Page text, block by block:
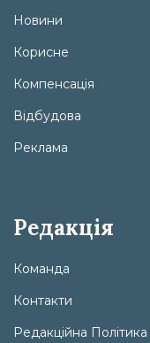
Новини
Корисне
Компенсація
Відбудова
Реклама
Редакція
Команда
Контакти
Редакційна Політика